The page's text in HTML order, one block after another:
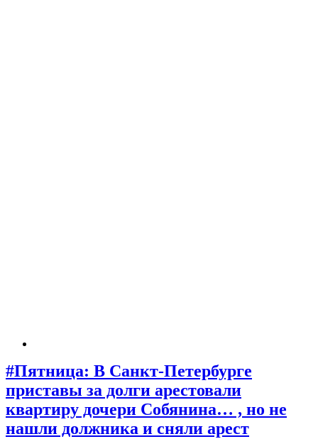
#Пятница: В Санкт-Петербурге
приставы за долги арестовали
квартиру дочери Собянина… , но не
нашли должника и сняли арест